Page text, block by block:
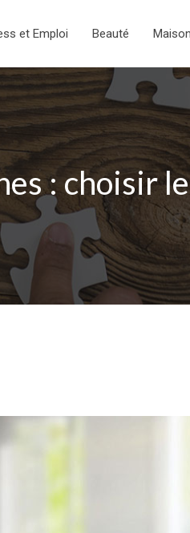
et Emploi Beauté
: choisir